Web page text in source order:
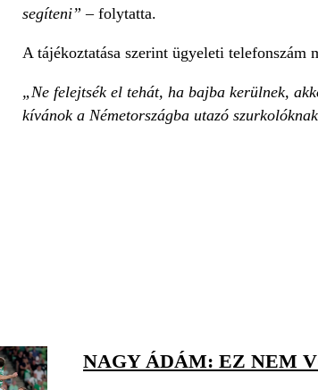
segíteni” – folytatta.
A tájékoztatása szerint ügyeleti
„Ne felejtsék el tehát, ha bajba kerülnek,
kívánok a Németországba utazó
NAGY ÁDÁM: EZ NEM